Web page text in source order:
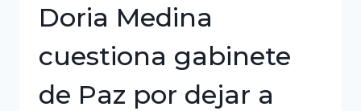
Doria Medina
cuestiona gabinete
de Paz por dejar a